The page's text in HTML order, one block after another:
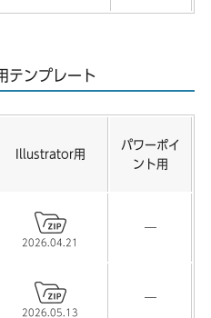
テンプレート
Illustrator用
パワーポイ
ント用
2026.04.21
―
2026.05.13
―